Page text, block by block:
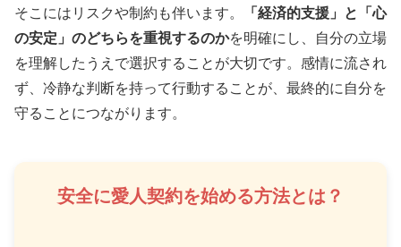
そこにはリスクや制約も伴います。
「経済的支援」と「心
の安定」のどちらを重視するのかを明確にし、自分の立場
を理解したうえで選択することが大切です。感情に流され
ず、冷静な判断を持って行動することが、最終的に自分を
守ることにつながります。
安全に愛人契約を始める方法とは？